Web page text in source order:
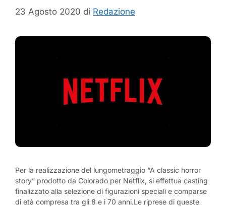
23 Agosto 2020 di Redazione
Per la realizzazione del lungometraggio “A classic horror
story” prodotto da Colorado per Netflix, si effettua casting
finalizzato alla selezione di figurazioni speciali e comparse
di età compresa tra gli 8 e i 70 anni.Le riprese di queste